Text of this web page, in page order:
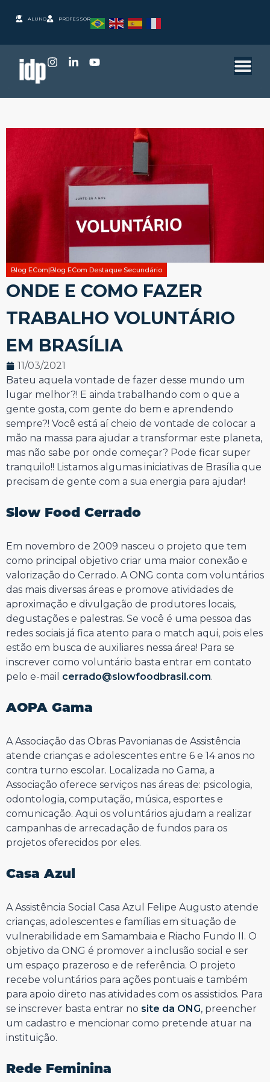
ALUNO PROFESSOR
Blog ECom|Blog ECom Destaque Secundário
ONDE E COMO FAZER
TRABALHO VOLUNTÁRIO
EM BRASÍLIA
11/03/2021
Bateu aquela vontade de fazer desse mundo um
lugar melhor?! E ainda trabalhando com o que a
gente gosta, com gente do bem e aprendendo
sempre?! Você está aí cheio de vontade de colocar a
mão na massa para ajudar a transformar este planeta,
mas não sabe por onde começar? Pode ficar super
tranquilo!! Listamos algumas iniciativas de Brasília que
precisam de gente com a sua energia para ajudar!
Slow Food Cerrado
Em novembro de 2009 nasceu o projeto que tem
como principal objetivo criar uma maior conexão e
valorização do Cerrado. A ONG conta com voluntários
das mais diversas áreas e promove atividades de
aproximação e divulgação de produtores locais,
degustações e palestras. Se você é uma pessoa das
redes sociais já fica atento para o match aqui, pois eles
estão em busca de auxiliares nessa área! Para se
inscrever como voluntário basta entrar em contato
pelo e-mail cerrado@slowfoodbrasil.com.
AOPA Gama
A Associação das Obras Pavonianas de Assistência
atende crianças e adolescentes entre 6 e 14 anos no
contra turno escolar. Localizada no Gama, a
Associação oferece serviços nas áreas de: psicologia,
odontologia, computação, música, esportes e
comunicação. Aqui os voluntários ajudam a realizar
campanhas de arrecadação de fundos para os
projetos oferecidos por eles.
Casa Azul
A Assistência Social Casa Azul Felipe Augusto atende
crianças, adolescentes e famílias em situação de
vulnerabilidade em Samambaia e Riacho Fundo II. O
objetivo da ONG é promover a inclusão social e ser
um espaço prazeroso e de referência. O projeto
recebe voluntários para ações pontuais e também
para apoio direto nas atividades com os assistidos. Para
se inscrever basta entrar no site da ONG, preencher
um cadastro e mencionar como pretende atuar na
instituição.
Rede Feminina